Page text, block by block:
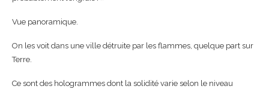
Vue panoramique.
On les voit dans une ville détruite par les flammes, quelque part sur
Terre.
Ce sont des hologrammes dont la solidité varie selon le niveau